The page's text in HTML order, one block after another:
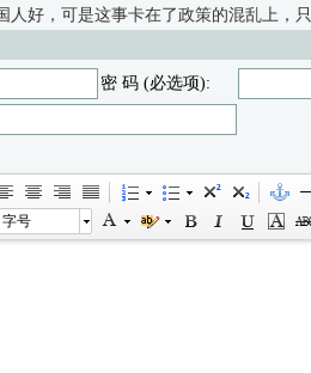
人好，可是这事卡在了政策的混乱上，
密 码 (必选项):
字号